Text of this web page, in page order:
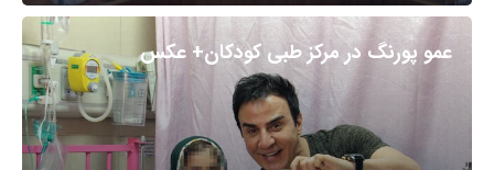
عمو پورنگ در مرکز طبی کودکان+ عکس